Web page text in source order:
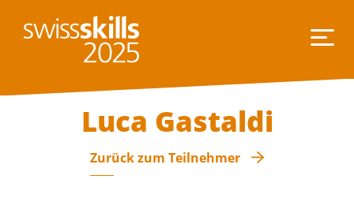
Luca Gastaldi
Zurück zum Teilnehmer